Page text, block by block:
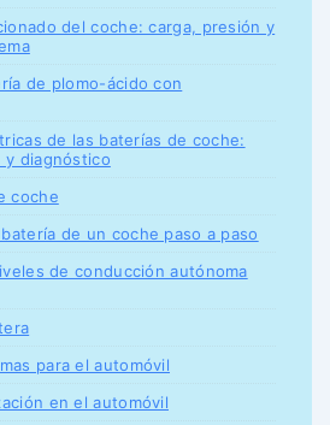
del coche: carga, presión y
de plomo-ácido con
de las baterías de coche:
y diagnóstico
coche
de un coche paso a paso
de conducción autónoma
para el automóvil
en el automóvil